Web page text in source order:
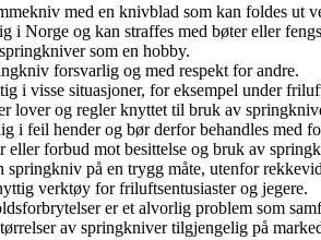
med en knivblad som kan foldes ut
i Norge og kan straffes med bøter eller
som en hobby.
forsvarlig og med respekt for andre.
i visse situasjoner, for eksempel under
lover og regler knyttet til bruk av
i feil hender og bør derfor behandles med
eller forbud mot besittelse og bruk av
springkniv på en trygg måte, utenfor
verktøy for friluftsentusiaster og jegere.
er et alvorlig problem som
av springkniver tilgjengelig på